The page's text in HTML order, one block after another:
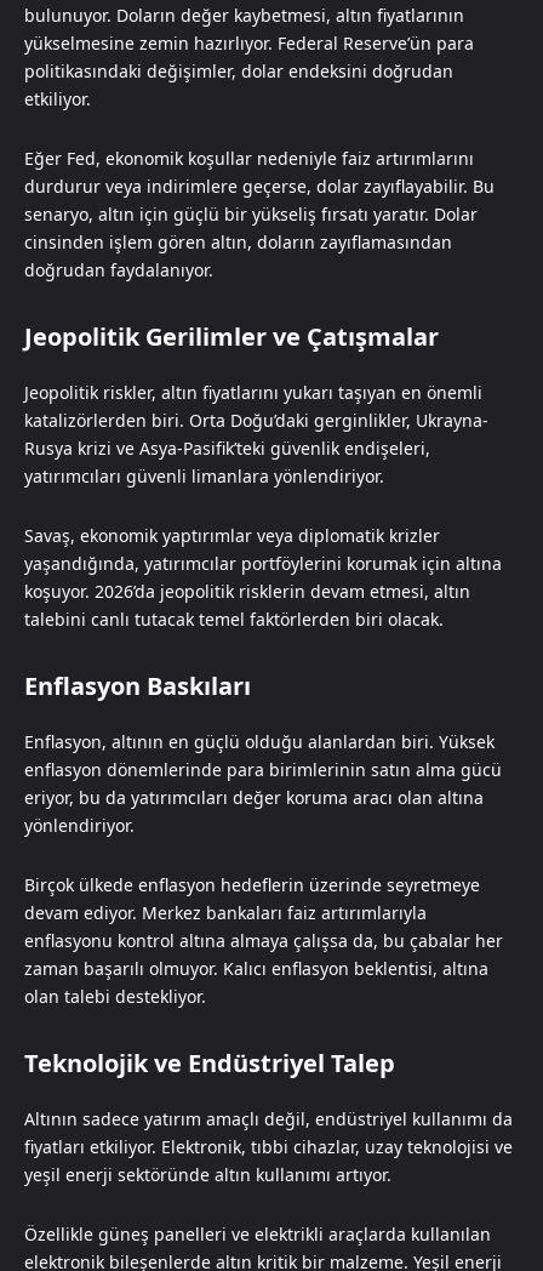
bulunuyor. Doların değer kaybetmesi, altın fiyatlarının
yükselmesine zemin hazırlıyor. Federal Reserve’ün para
politikasındaki değişimler, dolar endeksini doğrudan
etkiliyor.
Eğer Fed, ekonomik koşullar nedeniyle faiz artırımlarını
durdurur veya indirimlere geçerse, dolar zayıflayabilir. Bu
senaryo, altın için güçlü bir yükseliş fırsatı yaratır. Dolar
cinsinden işlem gören altın, doların zayıflamasından
doğrudan faydalanıyor.
Jeopolitik Gerilimler ve Çatışmalar
Jeopolitik riskler, altın fiyatlarını yukarı taşıyan en önemli
katalizörlerden biri. Orta Doğu’daki gerginlikler, Ukrayna-
Rusya krizi ve Asya-Pasifik’teki güvenlik endişeleri,
yatırımcıları güvenli limanlara yönlendiriyor.
Savaş, ekonomik yaptırımlar veya diplomatik krizler
yaşandığında, yatırımcılar portföylerini korumak için altına
koşuyor. 2026’da jeopolitik risklerin devam etmesi, altın
talebini canlı tutacak temel faktörlerden biri olacak.
Enflasyon Baskıları
Enflasyon, altının en güçlü olduğu alanlardan biri. Yüksek
enflasyon dönemlerinde para birimlerinin satın alma gücü
eriyor, bu da yatırımcıları değer koruma aracı olan altına
yönlendiriyor.
Birçok ülkede enflasyon hedeflerin üzerinde seyretmeye
devam ediyor. Merkez bankaları faiz artırımlarıyla
enflasyonu kontrol altına almaya çalışsa da, bu çabalar her
zaman başarılı olmuyor. Kalıcı enflasyon beklentisi, altına
olan talebi destekliyor.
Teknolojik ve Endüstriyel Talep
Altının sadece yatırım amaçlı değil, endüstriyel kullanımı da
fiyatları etkiliyor. Elektronik, tıbbi cihazlar, uzay teknolojisi ve
yeşil enerji sektöründe altın kullanımı artıyor.
Özellikle güneş panelleri ve elektrikli araçlarda kullanılan
elektronik bileşenlerde altın kritik bir malzeme. Yeşil enerji